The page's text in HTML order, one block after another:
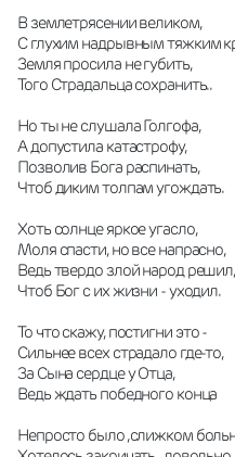
В землетрясении великом,
С глухим надрывным тяжким
Земля просила не губить,
Того Страдальца сохранить..
Но ты не слушала Голгофа,
А допустила катастрофу,
Позволив Бога распинать,
Чтоб диким толпам угождать.
Хоть солнце яркое угасло,
Моля спасти, но все напрасно,
Ведь твердо злой народ решил,
Чтоб Бог с их жизни - уходил.
То что скажу, постигни это -
Сильнее всех страдало где-то,
За Сына сердце у Отца,
Ведь ждать победного конца
Непросто было ,слижком